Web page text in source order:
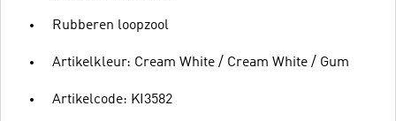
Rubberen loopzool
Artikelkleur: Cream White / Cream White / Gum
Artikelcode: KI3582